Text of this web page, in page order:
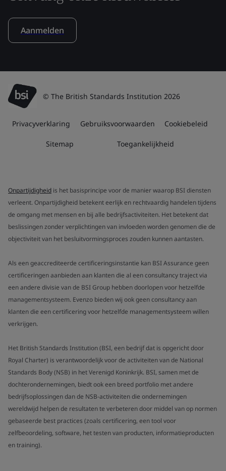
Aanmelden
© The British Standards Institution 2026
Privacyverklaring Gebruiksvoorwaarden Cookiebeleid
Sitemap Toegankelijkheid
Onpartijdigheid is het basisprincipe voor de manier waarop BSI diensten
verleent. Onpartijdigheid betekent eerlijk en rechtvaardig handelen tijdens
de omgang met mensen en bij alle bedrijfsactiviteiten. Het betekent dat
beslissingen zonder verplichtingen van invloeden worden genomen die de
objectiviteit van het besluitvormingsproces zouden kunnen aantasten.
Als een geaccrediteerde certificeringsinstantie kan BSI Assurance geen
certificeringen aanbieden aan klanten die al een consultancy traject via
een andere divisie van de BSI Group hebben doorlopen voor hetzelfde
managementsysteem. Evenzo bieden wij ook geen consultancy aan
klanten die een certificering voor hetzelfde managementsysteem willen
verkrijgen.
Het British Standards Institution (BSI, een bedrijf dat is opgericht door
Royal Charter) is verantwoordelijk voor de activiteiten van de National
Standards Body (NSB) in het Verenigd Koninkrijk. BSI, samen met de
dochterondernemingen, biedt ook een breed portfolio met andere
bedrijfsoplossingen dan de NSB-activiteiten die ondernemingen
wereldwijd helpen de resultaten te verbeteren door middel van op normen
gebaseerde best practices (zoals certificering, een tool voor
zelfbeoordeling, software, het testen van producten, informatieproducten
en training).